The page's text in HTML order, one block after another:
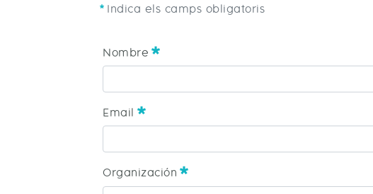
Indica els camps obligatoris
Nombre
Obligatori
Email
Obligatori
Organización